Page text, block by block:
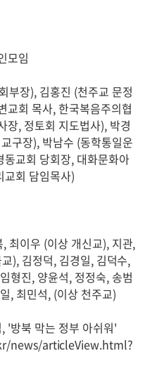
모임
부장), 김홍진 (천주교 문정
교회 목사, 한국복음주의협
장, 정토회 지도법사), 박경
구장), 박남수 (동학통일운
교회 당회장, 대화문화아
교회 담임목사)
최이우 (이상 개신교), 지관,
), 김정덕, 김경일, 김덕수,
형진, 양윤석, 정정숙, 송범
, 최민석, (이상 천주교)
'방북 막는 정부 아쉬워'
news/articleView.html?